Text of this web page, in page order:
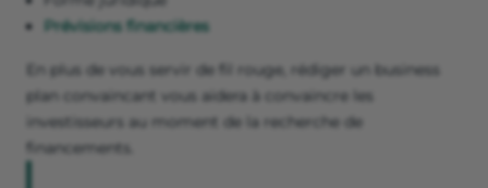
Prévisions financières
En plus de vous servir de fil rouge, rédiger un business
plan convaincant vous aidera à convaincre les
investisseurs au moment de la recherche de
financements.